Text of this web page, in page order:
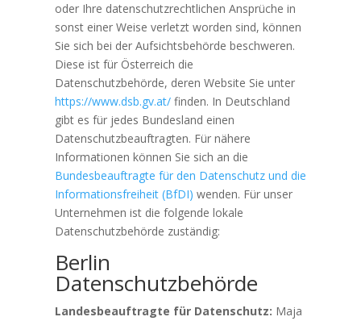
oder Ihre datenschutzrechtlichen Ansprüche in
sonst einer Weise verletzt worden sind, können
Sie sich bei der Aufsichtsbehörde beschweren.
Diese ist für Österreich die
Datenschutzbehörde, deren Website Sie unter
https://www.dsb.gv.at/finden. In Deutschland
gibt es für jedes Bundesland einen
Datenschutzbeauftragten. Für nähere
Informationen können Sie sich an die
Bundesbeauftragte für den Datenschutz und die
Informationsfreiheit (BfDI) wenden. Für unser
Unternehmen ist die folgende lokale
Datenschutzbehörde zuständig:
Berlin
Datenschutzbehörde
Landesbeauftragte für Datenschutz: Maja